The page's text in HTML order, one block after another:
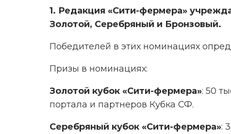
1. Редакция «Сити-фермера»
Золотой, Серебряный и Бронзовый.
Победителей в этих номинациях
Призы в номинациях:
Золотой кубок «Сити-фермера»: 50
портала и партнеров Кубка СФ.
Серебряный кубок «Сити-фермера»: